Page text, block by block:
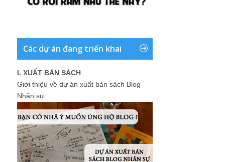
Các dự án đang triển khai
I. XUẤT BẢN SÁCH
Giới thiệu về dự án xuất bản sách Blog
Nhân sự